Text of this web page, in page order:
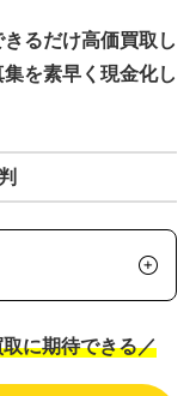
きるだけ高価買取し
集を素早く現金化し
に期待できる／